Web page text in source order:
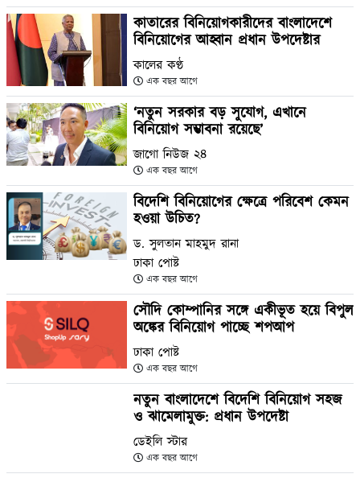
কাতারের বিনিয়োগকারীদের বাংলাদেশে
বিনিয়োগের আহ্বান প্রধান উপদেষ্টার
কালের কণ্ঠ
এক বছর আগে
‘নতুন সরকার বড় সুযোগ, এখানে
বিনিয়োগ সম্ভাবনা রয়েছে’
জাগো নিউজ ২৪
এক বছর আগে
বিদেশি বিনিয়োগের ক্ষেত্রে পরিবেশ কেমন
হওয়া উচিত?
ড. সুলতান মাহমুদ রানা
ঢাকা পোষ্ট
এক বছর আগে
সৌদি কোম্পানির সঙ্গে একীভূত হয়ে বিপুল
অঙ্কের বিনিয়োগ পাচ্ছে শপআপ
ঢাকা পোষ্ট
এক বছর আগে
নতুন বাংলাদেশে বিদেশি বিনিয়োগ সহজ
ও ঝামেলামুক্ত: প্রধান উপদেষ্টা
ডেইলি স্টার
এক বছর আগে